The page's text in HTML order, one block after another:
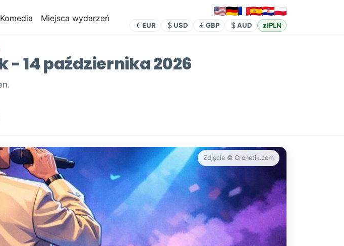
Komedia Miejsca wydarzeń
EUR USD GBP AUD złPLN
- 14 października 2026
Zdjęcie © Cronetik.com